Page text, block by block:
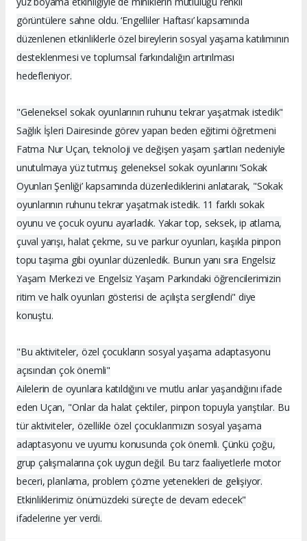
görüntülere sahne oldu. ‘Engelliler Haftası’ kapsamında
düzenlenen etkinliklerle özel bireylerin sosyal yaşama katılımının
desteklenmesi ve toplumsal farkındalığın artırılması
hedefleniyor.
"Geleneksel sokak oyunlarının ruhunu tekrar yaşatmak istedik"
Sağlık İşleri Dairesinde görev yapan beden eğitimi öğretmeni
Fatma Nur Uçan, teknoloji ve değişen yaşam şartları nedeniyle
unutulmaya yüz tutmuş geleneksel sokak oyunlarını ‘Sokak
Oyunları Şenliği’ kapsamında düzenlediklerini anlatarak, "Sokak
oyunlarının ruhunu tekrar yaşatmak istedik. 11 farklı sokak
oyunu ve çocuk oyunu ayarladık. Yakar top, seksek, ip atlama,
çuval yarışı, halat çekme, su ve parkur oyunları, kaşıkla pinpon
topu taşıma gibi oyunlar düzenledik. Bunun yanı sıra Engelsiz
Yaşam Merkezi ve Engelsiz Yaşam Parkındaki öğrencilerimizin
ritim ve halk oyunları gösterisi de açılışta sergilendi" diye
konuştu.
"Bu aktiviteler, özel çocukların sosyal yaşama adaptasyonu
açısından çok önemli"
Ailelerin de oyunlara katıldığını ve mutlu anlar yaşandığını ifade
eden Uçan, "Onlar da halat çektiler, pinpon topuyla yarıştılar. Bu
tür aktiviteler, özellikle özel çocuklarımızın sosyal yaşama
adaptasyonu ve uyumu konusunda çok önemli. Çünkü çoğu,
grup çalışmalarına çok uygun değil. Bu tarz faaliyetlerle motor
beceri, planlama, problem çözme yetenekleri de gelişiyor.
Etkinliklerimiz önümüzdeki süreçte de devam edecek"
ifadelerine yer verdi.